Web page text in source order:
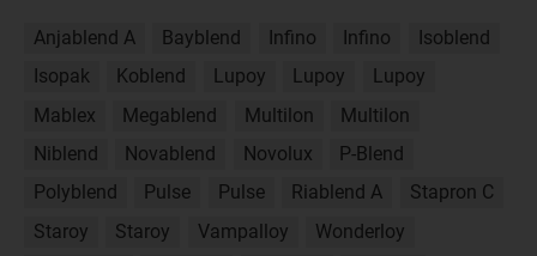
Anjablend A Bayblend Infino Infino
Isoblend
Isopak
Koblend Lupoy Lupoy
Lupoy
Mablex
Megablend Multilon
Multilon
Niblend
Novablend Novolux
P-Blend
Polyblend
Pulse Pulse Riablend A
Stapron C
Staroy
Staroy Vampalloy
Wonderloy